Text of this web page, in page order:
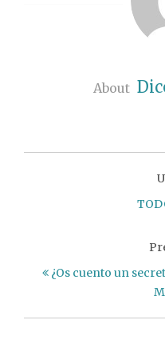
About
¿Os cuento un